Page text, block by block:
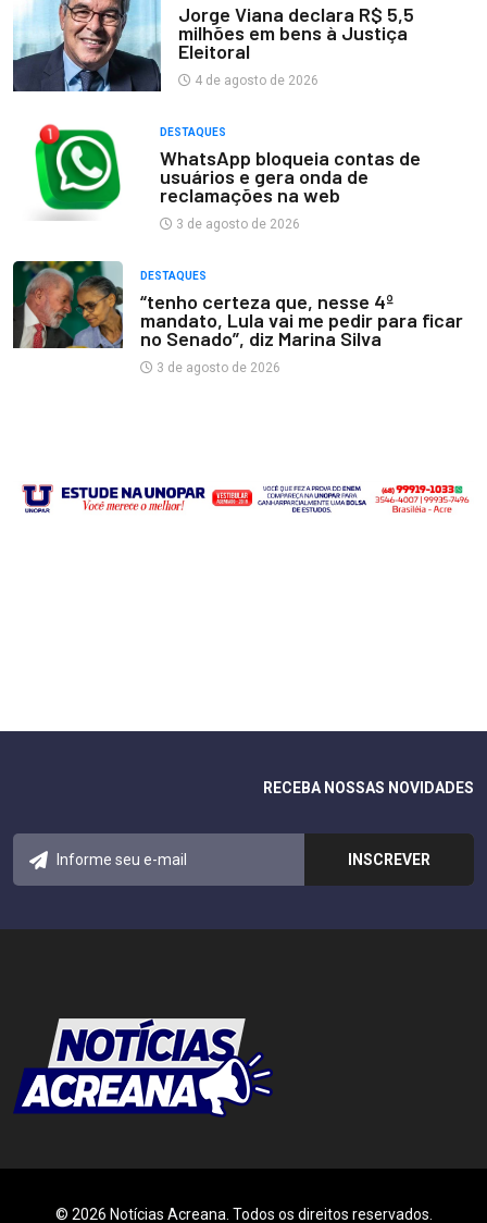
Jorge Viana declara R$ 5,5
milhões em bens à Justiça
Eleitoral
4 de agosto de 2026
DESTAQUES
WhatsApp bloqueia contas de
usuários e gera onda de
reclamações na web
3 de agosto de 2026
DESTAQUES
“tenho certeza que, nesse 4º
mandato, Lula vai me pedir para ficar
no Senado”, diz Marina Silva
3 de agosto de 2026
RECEBA NOSSAS NOVIDADES
© 2026 Notícias Acreana. Todos os direitos reservados.